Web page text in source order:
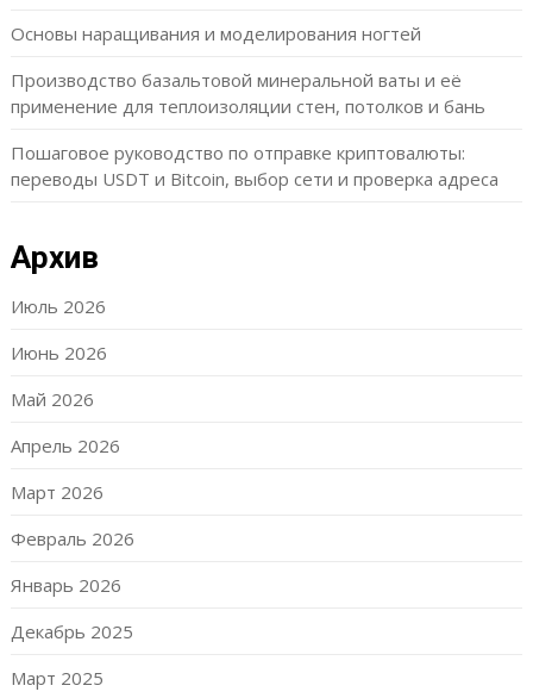
Основы наращивания и моделирования ногтей
Производство базальтовой минеральной ваты и её
применение для теплоизоляции стен, потолков и бань
Пошаговое руководство по отправке криптовалюты:
переводы USDT и Bitcoin, выбор сети и проверка адреса
Архив
Июль 2026
Июнь 2026
Май 2026
Апрель 2026
Март 2026
Февраль 2026
Январь 2026
Декабрь 2025
Март 2025